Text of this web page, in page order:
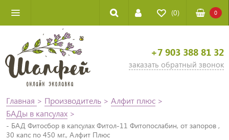
(0) 0
+7 903 388 81 32
заказать обратный звонок
Главная > Производитель > Алфит плюс >
БАДы в капсулах >
- БАД Фитосбор в капсулах Фитол-11 Фитопослабин, от запоров ,
30 капс по 450 мг., Алфит Плюс